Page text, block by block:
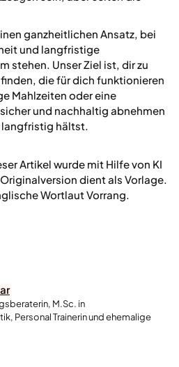
ganzheitlichen Ansatz, bei
und langfristige
stehen. Unser Ziel ist, dir zu
die für dich funktionieren
Mahlzeiten oder eine
und nachhaltig abnehmen
langfristig hältst.
Artikel wurde mit Hilfe von KI
dient als Vorlage.
Wortlaut Vorrang.
M.Sc. in
Personal Trainerin und ehemalige